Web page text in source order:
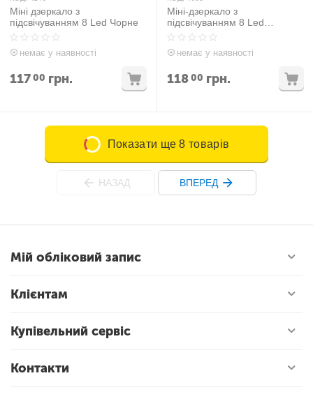
Міні дзеркало з
підсвічуванням 8 Led Чорне
немає у наявності
11700 грн.
Міні-дзеркало з
підсвічуванням 8 Led
Блакитне
немає у наявності
11800 грн.
Показати ще 8 товарів
НАЗАД ВПЕРЕД
Мій обліковий запис
Клієнтам
Купівельний сервіс
Контакти